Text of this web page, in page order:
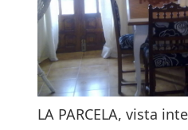
LA PARCELA, vista